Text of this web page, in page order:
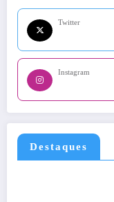
Twitter
Instagram
Destaques